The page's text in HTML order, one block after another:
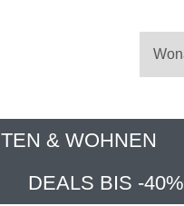
& WOHNEN
DEALS BIS -40%